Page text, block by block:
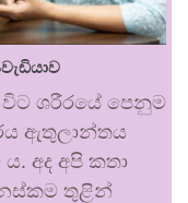
විට ශරීරයේ පෙනුම
ඇතුලාන්තය
අද අපි කතා
තුළින්